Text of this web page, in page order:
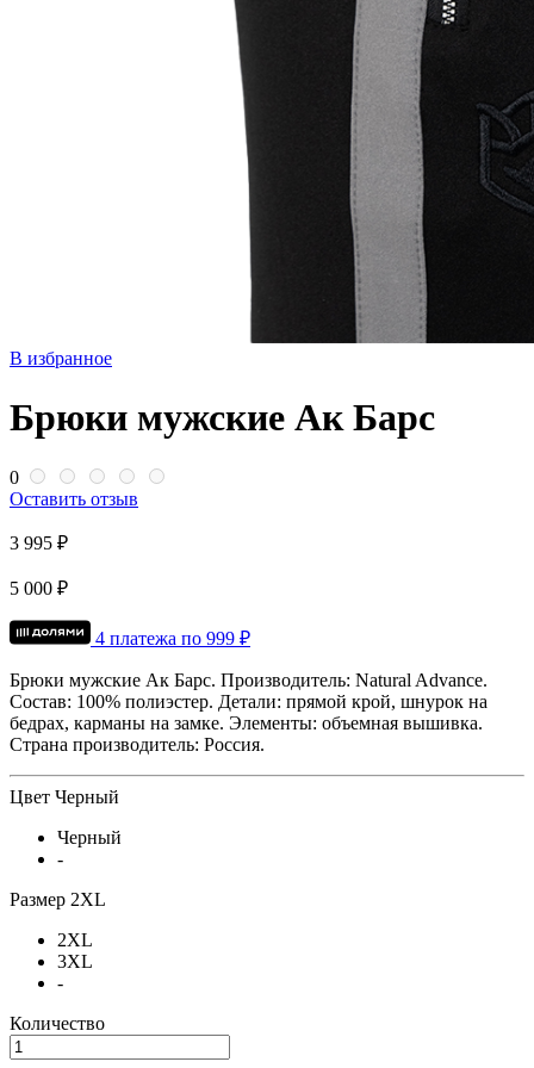
В избранное
Брюки мужские Ак Барс
0
Оставить отзыв
3 995 ₽
5 000 ₽
4 платежа по 999 ₽
Брюки мужские Ак Барс. Производитель: Natural Advance.
Состав: 100% полиэстер. Детали: прямой крой, шнурок на
бедрах, карманы на замке. Элементы: объемная вышивка.
Страна производитель: Россия.
Цвет Черный
Черный
-
Размер 2XL
2XL
3XL
-
Количество